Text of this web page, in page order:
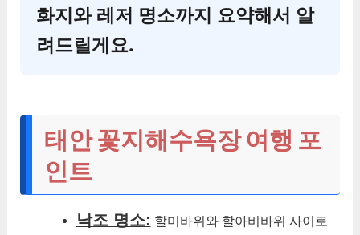
화지와 레저 명소까지 요약해서 알
려드릴게요.
태안 꽃지해수욕장 여행 포
인트
낙조 명소: 할미바위와 할아비바위 사이로